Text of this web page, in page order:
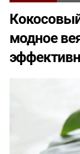
модное